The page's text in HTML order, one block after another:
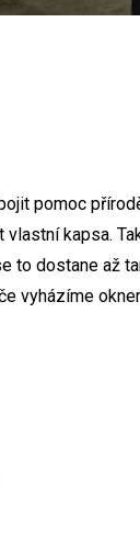
pomoc
vlastní kapsa.
to dostane až
vyházíme